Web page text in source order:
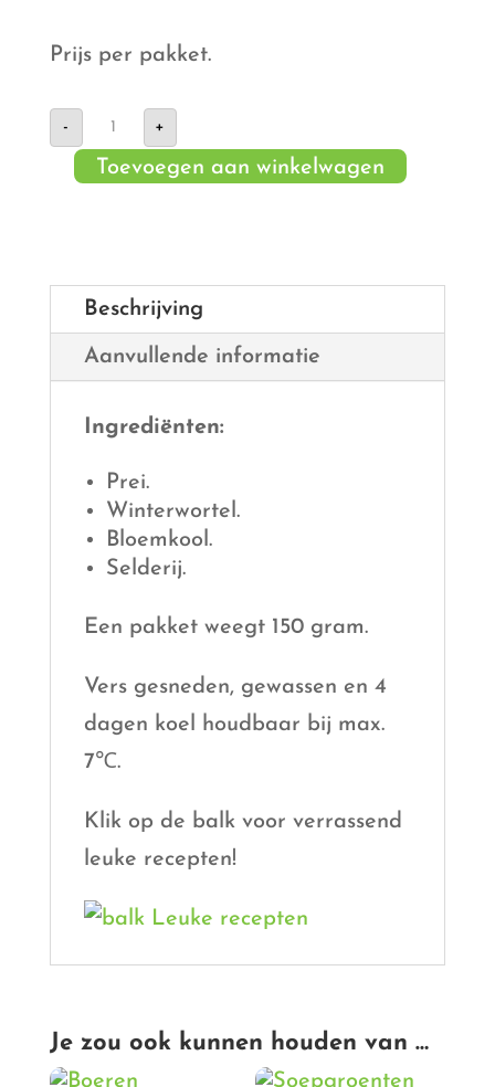
Prijs per pakket.
-
Soepgroenten
gesneden
aantal
+
Toevoegen aan winkelwagen
Beschrijving
Aanvullende informatie
Ingrediënten:
Prei.
Winterwortel.
Bloemkool.
Selderij.
Een pakket weegt 150 gram.
Vers gesneden, gewassen en 4
dagen koel houdbaar bij max.
7℃.
Klik op de balk voor verrassend
leuke recepten!
Je zou ook kunnen houden van …